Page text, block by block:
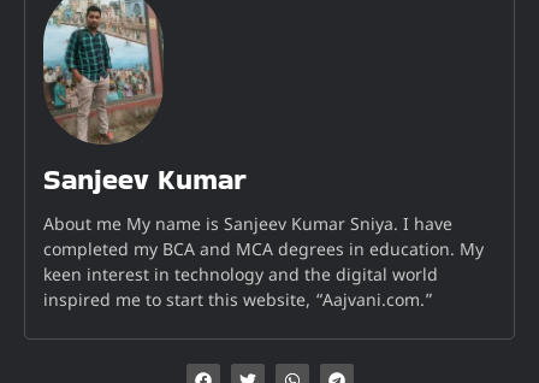
Sanjeev Kumar
About me My name is Sanjeev Kumar Sniya. I have
completed my BCA and MCA degrees in education. My
keen interest in technology and the digital world
inspired me to start this website, “Aajvani.com.”